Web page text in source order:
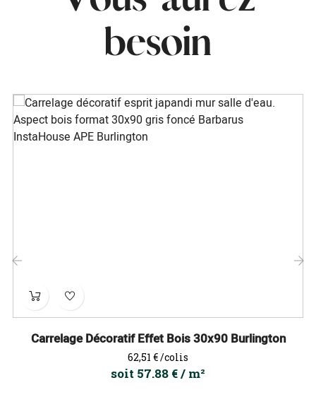
besoin
Carrelage Décoratif Effet Bois 30x90 Burlington
Prix
62,51 €/colis
soit 57.88 € / m²